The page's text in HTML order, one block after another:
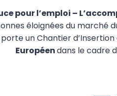
pour l’emploi –
éloignées du
un Chantier
Européendans le cadre